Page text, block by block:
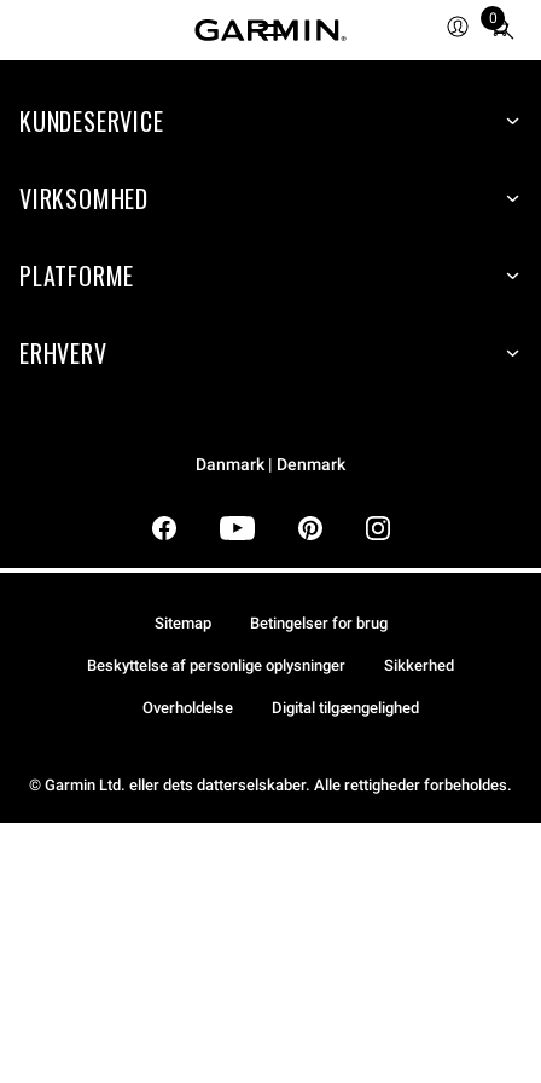
0
Total
items
cart:
KUNDESERVICE
VIRKSOMHED
PLATFORME
ERHVERV
Danmark | Denmark
© Garmin Ltd. eller dets datterselskaber. Alle rettigheder forbeholdes.
Sitemap Betingelser for brug
Beskyttelse af personlige oplysninger Sikkerhed
Overholdelse Digital tilgængelighed